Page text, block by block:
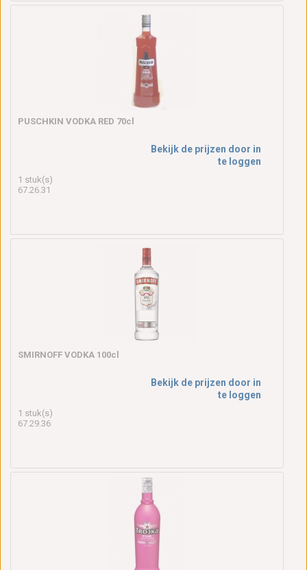
PUSCHKIN VODKA RED 70cl
1 stuk(s)
67.26.31
Bekijk de prijzen door in
te loggen
SMIRNOFF VODKA 100cl
1 stuk(s)
67.29.36
Bekijk de prijzen door in
te loggen